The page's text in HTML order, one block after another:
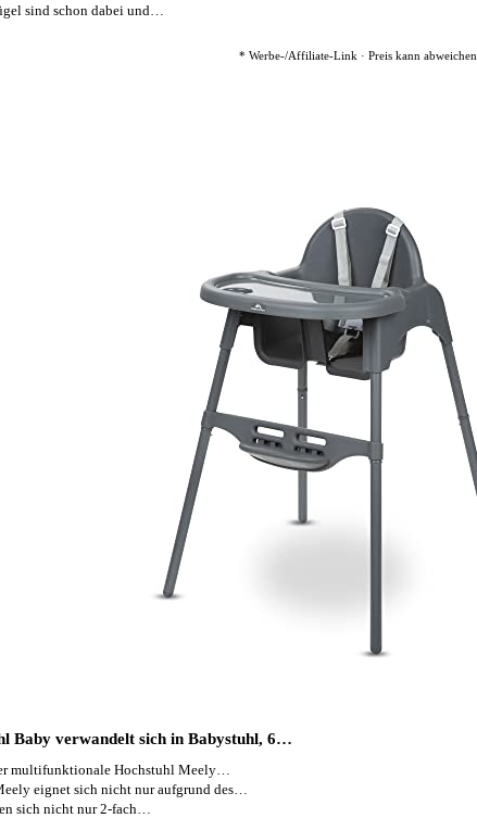
sind schon dabei und…
* Werbe-/Affiliate-Link · Preis kann abweichen
Baby verwandelt sich in Babystuhl, 6…
multifunktionale Hochstuhl Meely…
eignet sich nicht nur aufgrund des…
sich nicht nur 2-fach…